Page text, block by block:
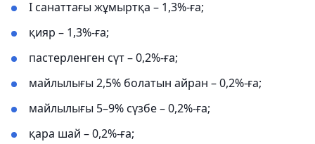
І санаттағы жұмыртқа – 1,3%-ға;
қияр – 1,3%-ға;
пастерленген сүт – 0,2%-ға;
майлылығы 2,5% болатын айран – 0,2%-ға;
майлылығы 5–9% сүзбе – 0,2%-ға;
қара шай – 0,2%-ға;